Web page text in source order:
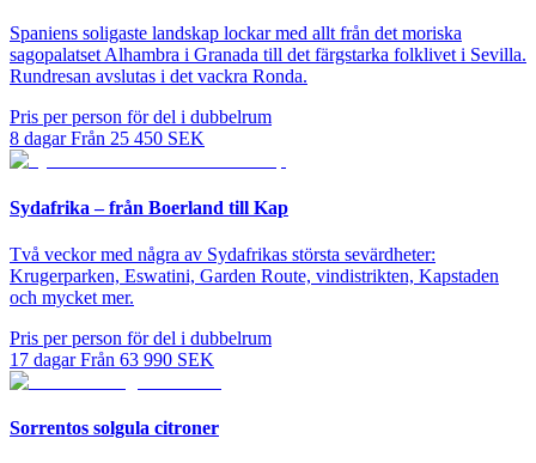
Spaniens soligaste landskap lockar med allt från det moriska
sagopalatset Alhambra i Granada till det färgstarka folklivet i Sevilla.
Rundresan avslutas i det vackra Ronda.
Pris per person för del i dubbelrum
8 dagar Från 25 450 SEK
Sydafrika – från Boerland till Kap
Två veckor med några av Sydafrikas största sevärdheter:
Krugerparken, Eswatini, Garden Route, vindistrikten, Kapstaden
och mycket mer.
Pris per person för del i dubbelrum
17 dagar Från 63 990 SEK
Sorrentos solgula citroner